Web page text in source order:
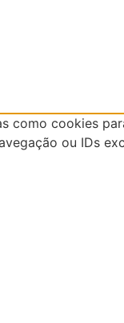
como cookies
ou IDs